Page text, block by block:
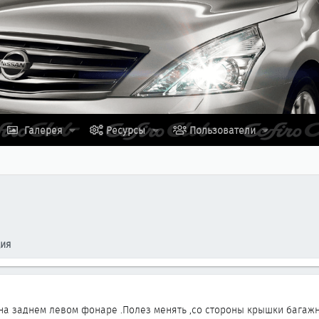
Галерея Ресурсы Пользователи
заднем левом фонаре .Полез менять ,со стороны крышки